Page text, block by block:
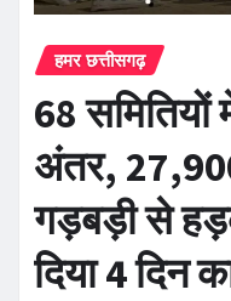
हमर छत्तीसगढ़
68 समितियों
अंतर,
गड़बड़ी से
दिया 4 दिन